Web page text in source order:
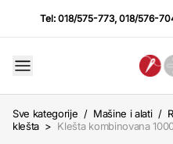
Tel:018/575-773,018/576-
Sve kategorije / Mašine i alati /
klešta > Klešta kombinovana